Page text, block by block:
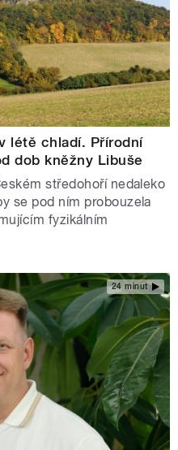
létě chladí. Přírodní
dob kněžny Libuše
středohoří nedaleko
se pod ním probouzela
fyzikálním
24 minut